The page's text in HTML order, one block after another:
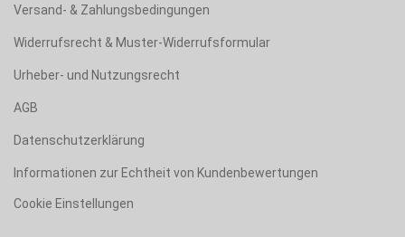
Versand- & Zahlungsbedingungen
Widerrufsrecht & Muster-Widerrufsformular
Urheber- und Nutzungsrecht
AGB
Datenschutzerklärung
Informationen zur Echtheit von Kundenbewertungen
Cookie Einstellungen